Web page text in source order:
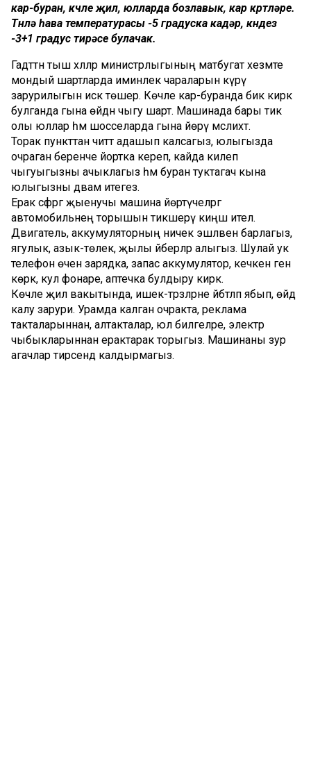
кар-буран, көчле җил, юлларда бозлавык, кар көртләре.
Төнлә һава температурасы -5 градуска кадәр, көндез
-3+1 градус тирәсе булачак.
Гадәттән тыш хәлләр министрлыгының матбугат хезмәте
мондый шартларда иминлек чараларын күрү
зарурилыгын искә төшерә. Көчле кар-буранда бик кирәк
булганда гына өйдән чыгу шарт. Машинада бары тик
олы юллар һәм шосселарда гына йөрү мәслихәт.
Торак пункттан читтә адашып калсагыз, юлыгызда
очраган беренче йортка кереп, кайда килеп
чыгуыгызны ачыклагыз һәм буран туктагач кына
юлыгызны дәвам итегез.
Ерак сәфәргә җыенучы машина йөртүчеләргә
автомобильнең торышын тикшерү киңәш ителә.
Двигатель, аккумуляторның ничек эшләвен барлагыз,
ягулык, азык-төлек, җылы әйберләр алыгыз. Шулай ук
телефон өчен зарядка, запас аккумулятор, кечкенә генә
көрәк, кул фонаре, аптечка булдыру кирәк.
Көчле җил вакытында, ишек-тәрәзәләрне әйбәтләп ябып, өйдә
калу зарури. Урамда калган очракта, реклама
такталарыннан, алтакталар, юл билгеләре, электр
чыбыкларыннан ерактарак торыгыз. Машинаны зур
агачлар тирәсендә калдырмагыз.